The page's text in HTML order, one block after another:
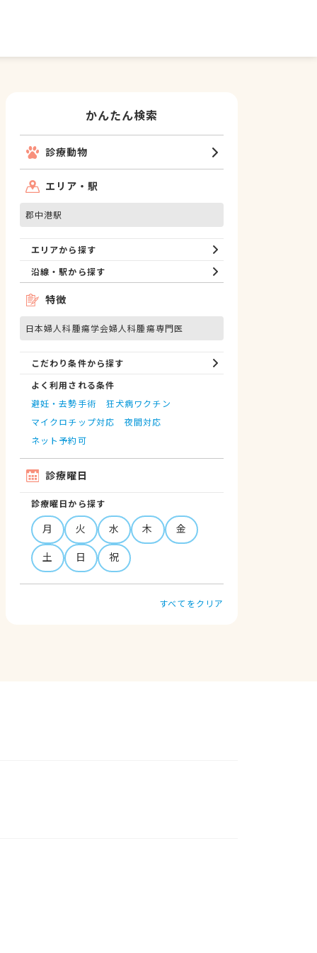
かんたん検索
診療動物
エリア・駅
郡中港駅
エリアから探す
沿線・駅から探す
特徴
日本婦人科腫瘍学会婦人科腫瘍専門医
こだわり条件から探す
よく利用される条件
避妊・去勢手術
狂犬病ワクチン
マイクロチップ対応
夜間対応
ネット予約可
診療曜日
診療曜日から探す
月 火 水 木
金
土
日 祝
すべてをクリア